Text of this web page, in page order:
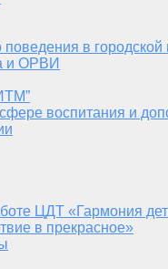
поведения в
и ОРВИ
воспитания и
ЦДТ «Гармония
в прекрасное»